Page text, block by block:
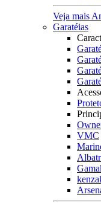
Veja mais
Garatéias
VMC